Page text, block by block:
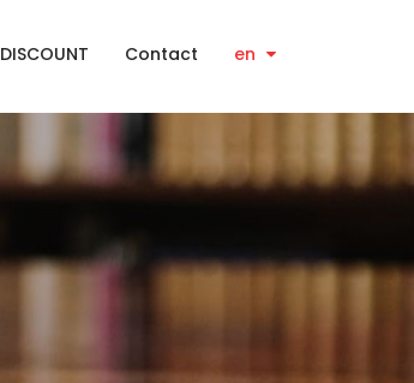
DISCOUNT Contact en